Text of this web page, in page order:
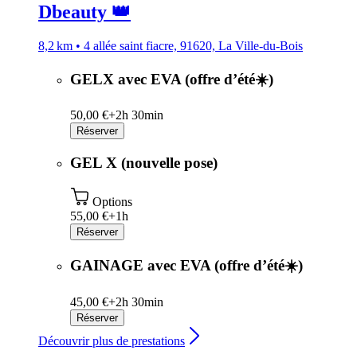
Dbeauty 👑
8,2 km • 4 allée saint fiacre, 91620, La Ville-du-Bois
GELX avec EVA (offre d’été☀️)
50,00 €+2h 30min
Réserver
GEL X (nouvelle pose)
Options
55,00 €+1h
Réserver
GAINAGE avec EVA (offre d’été☀️)
45,00 €+2h 30min
Réserver
Découvrir plus de prestations